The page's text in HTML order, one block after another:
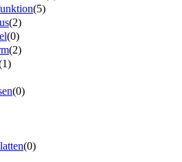
(5)
(2)
(0)
(2)
1)
(0)
(0)